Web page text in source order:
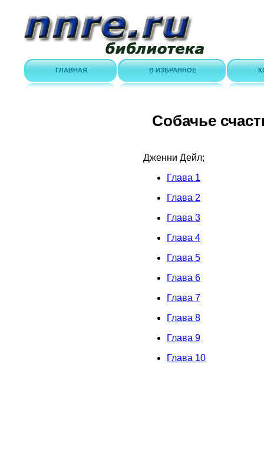
ГЛАВНАЯ В ИЗБРАННОЕ
Собачье
Дженни Дейл;
Глава 1
Глава 2
Глава 3
Глава 4
Глава 5
Глава 6
Глава 7
Глава 8
Глава 9
Глава 10